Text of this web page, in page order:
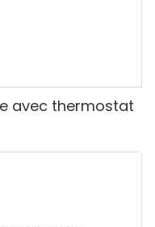
avec thermostat